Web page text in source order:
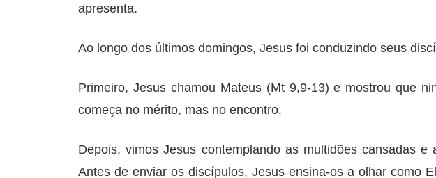
apresenta.
Ao longo dos últimos domingos, Jesus foi conduzindo seus
Primeiro, Jesus chamou Mateus (Mt 9,9-13) e mostrou que
começa no mérito, mas no encontro.
Depois, vimos Jesus contemplando as multidões cansadas
Antes de enviar os discípulos, Jesus ensina-os a olhar como